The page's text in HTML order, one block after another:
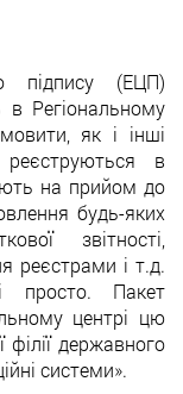
підпису (ЕЦП)
в Регіональному
як і інші
в
на прийом до
будь-яких
звітності,
реєстрами і т.д.
Пакет
центрі цю
філії державного
системи».